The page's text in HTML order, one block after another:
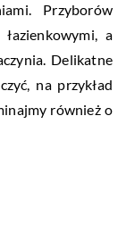
Przyborów
a
Delikatne
na przykład
również o